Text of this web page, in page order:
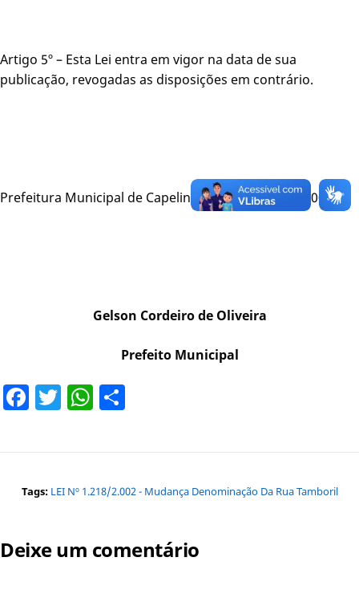
Artigo 5º – Esta Lei entra em vigor na data de sua
publicação, revogadas as disposições em contrário.
Prefeitura Municipal de Capelinha, 14 de maio de 2.002.
Gelson Cordeiro de Oliveira
Prefeito Municipal
Facebook
TwitterWhatsApp
Tags: LEI Nº 1.218/2.002 - Mudança Denominação Da Rua Tamboril
Deixe um comentário